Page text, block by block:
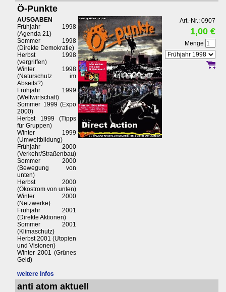
Ö-Punkte
AUSGABEN
Frühjahr 1998
(Agenda 21)
Sommer 1998
(Direkte Demokratie)
Herbst 1998
(vergriffen)
Winter 1998
(Naturschutz im
Abseits?)
Frühjahr 1999
(Weltwirtschaft)
Sommer 1999 (Expo
2000)
Herbst 1999 (Tipps
für Gruppen)
Winter 1999
(Umweltbildung)
Frühjahr 2000
(Verkehr/Straßenbau)
Sommer 2000
(Bewegung von
unten)
Herbst 2000
(Ökostrom von unten)
Winter 2000
(Netzwerke)
Frühjahr 2001
(Direkte Aktionen)
Sommer 2001
(Klimaschutz)
Herbst 2001 (Utopien
und Visionen)
Winter 2001 (Grünes
Geld)
weitere Infos
Art.-Nr.: 0907
1,00 €
Menge
anti atom aktuell